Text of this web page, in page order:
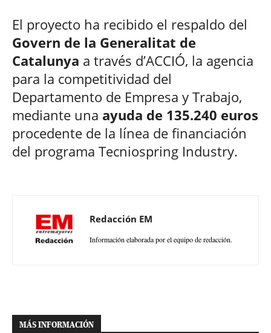
El proyecto ha recibido el respaldo del
Govern de la Generalitat de
Catalunya a través d’ACCIÓ, la agencia
para la competitividad del
Departamento de Empresa y Trabajo,
mediante una ayuda de 135.240 euros
procedente de la línea de financiación
del programa Tecniospring Industry.
Redacción EM
Información elaborada por el equipo de redacción.
MÁS INFORMACIÓN